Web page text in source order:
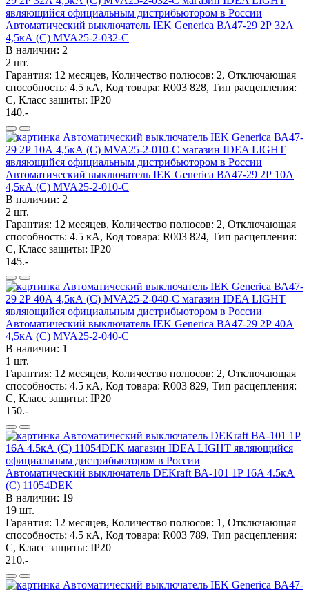
Автоматический выключатель IEK Generica ВА47-29 2Р 32А
4,5кА (С) MVA25-2-032-C
В наличии: 2
2 шт.
Гарантия: 12 месяцев, Количество полюсов: 2, Отключающая
способность: 4.5 кА, Код товара: R003 828, Тип расцепления:
C, Класс защиты: IP20
140.-
Автоматический выключатель IEK Generica ВА47-29 2Р 10А
4,5кА (С) MVA25-2-010-C
В наличии: 2
2 шт.
Гарантия: 12 месяцев, Количество полюсов: 2, Отключающая
способность: 4.5 кА, Код товара: R003 824, Тип расцепления:
C, Класс защиты: IP20
145.-
Автоматический выключатель IEK Generica ВА47-29 2Р 40А
4,5кА (С) MVA25-2-040-C
В наличии: 1
1 шт.
Гарантия: 12 месяцев, Количество полюсов: 2, Отключающая
способность: 4.5 кА, Код товара: R003 829, Тип расцепления:
C, Класс защиты: IP20
150.-
Автоматический выключатель DEKraft ВА-101 1P 16A 4.5кА
(C) 11054DEK
В наличии: 19
19 шт.
Гарантия: 12 месяцев, Количество полюсов: 1, Отключающая
способность: 4.5 кА, Код товара: R003 789, Тип расцепления:
C, Класс защиты: IP20
210.-